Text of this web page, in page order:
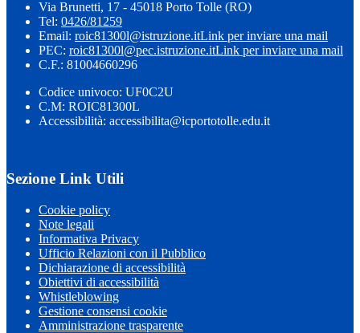
Via Brunetti, 17 - 45018 Porto Tolle (RO)
Tel: 0426/81259
Email: roic81300l@istruzione.itLink per inviare una mail
PEC: roic81300l@pec.istruzione.itLink per inviare una mail
C.F.: 81004660296
Codice univoco: UF0C2U
C.M: ROIC81300L
Accessibilità: accessibilita@icportotolle.edu.it
Sezione Link Utili
Cookie policy
Note legali
Informativa Privacy
Ufficio Relazioni con il Pubblico
Dichiarazione di accessibilità
Obiettivi di accessibilità
Whistleblowing
Gestione consensi cookie
Amministrazione trasparente